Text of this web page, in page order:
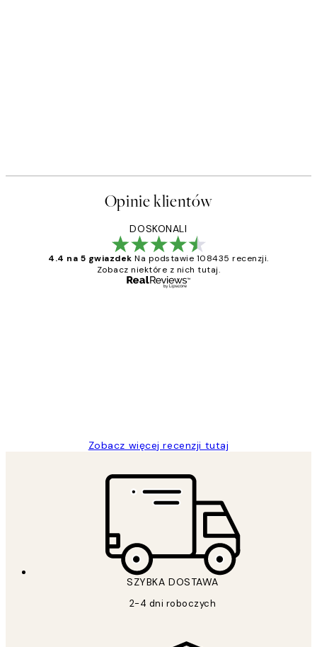
Opinie klientów
DOSKONALI
4.4 na 5 gwiazdek Na podstawie 108435 recenzji.
Zobacz niektóre z nich tutaj.
Zobacz więcej recenzji tutaj
SZYBKA DOSTAWA
2-4 dni roboczych